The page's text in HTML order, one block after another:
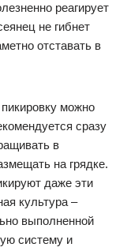
реагирует
не гибнет
отставать в
можно
сразу
в
на грядке.
даже эти
культура –
выполненной
систему и